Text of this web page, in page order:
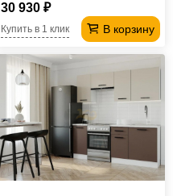
30 930 ₽
В корзину
Купить в 1 клик